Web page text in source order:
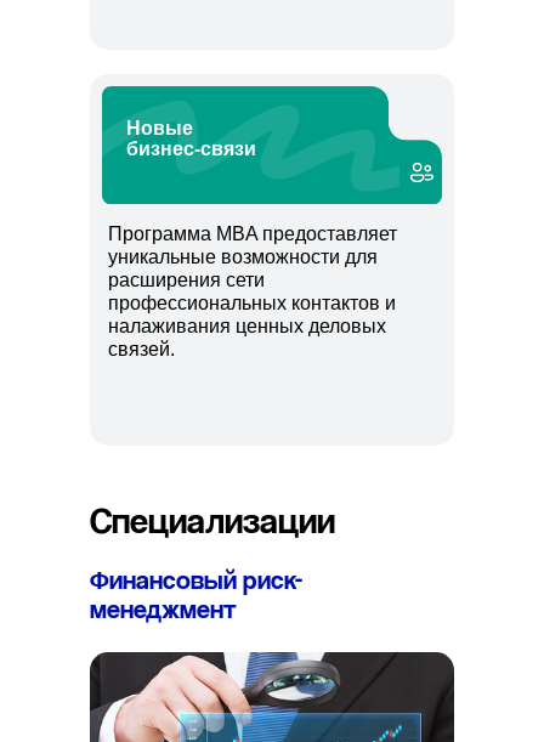
Программа MBA предоставляет
уникальные возможности для
расширения сети
профессиональных контактов и
налаживания ценных деловых
связей.
Новые
бизнес-связи
Специализации
Финансовый риск-
менеджмент